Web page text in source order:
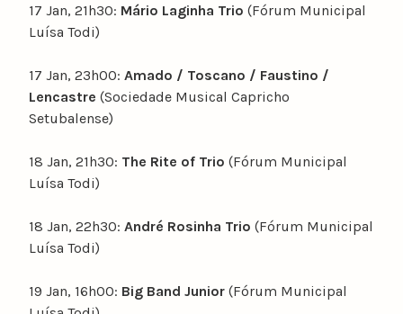
17 Jan, 21h30: Mário Laginha Trio (Fórum Municipal
Luísa Todi)
17 Jan, 23h00: Amado / Toscano / Faustino /
Lencastre (Sociedade Musical Capricho
Setubalense)
18 Jan, 21h30: The Rite of Trio (Fórum Municipal
Luísa Todi)
18 Jan, 22h30: André Rosinha Trio (Fórum Municipal
Luísa Todi)
19 Jan, 16h00: Big Band Junior (Fórum Municipal